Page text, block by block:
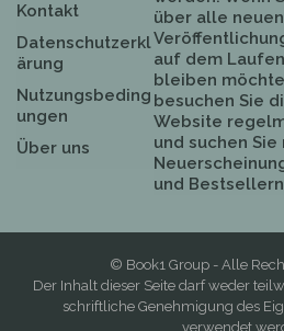
Kontakt
Datenschutzerkl
ärung
Nutzungsbeding
ungen
Über uns
über alle neuen
auf dem
bleiben
besuchen Sie
Website
und suchen Sie
und
© Book1 Group - Alle
Der Inhalt dieser Seite darf weder
schriftliche Genehmigung des
verwendet